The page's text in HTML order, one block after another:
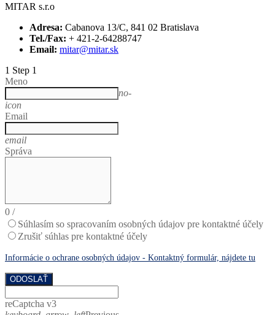
MITAR s.r.o
Adresa: Cabanova 13/C, 841 02 Bratislava
Tel./Fax: + 421-2-64288747
Email: mitar@mitar.sk
1 Step 1
Meno
no-
icon
Email
email
Správa
0 /
Súhlasím so spracovaním osobných údajov pre kontaktné účely
Zrušiť súhlas pre kontaktné účely
Informácie o ochrane osobných údajov - Kontaktný formulár, nájdete tu
ODOSLAŤ
reCaptcha v3